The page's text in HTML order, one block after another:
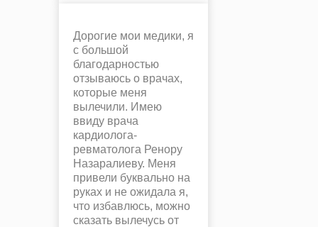
Дорогие мои медики, я
с большой
благодарностью
отзываюсь о врачах,
которые меня
вылечили. Имею
ввиду врача
кардиолога-
ревматолога Ренору
Назаралиеву. Меня
привели буквально на
руках и не ожидала я,
что избавлюсь, можно
сказать вылечусь от